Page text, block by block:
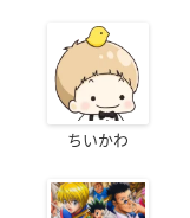
ちいかわ